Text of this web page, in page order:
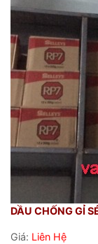
DẦU CHỐNG GỈ
Giá: Liên Hệ